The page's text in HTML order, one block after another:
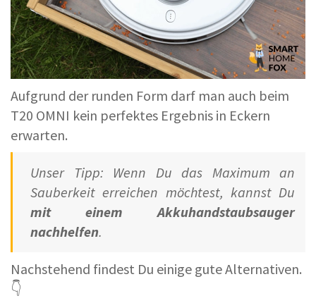
Aufgrund der runden Form darf man auch beim
T20 OMNI kein perfektes Ergebnis in Eckern
erwarten.
Unser Tipp: Wenn Du das Maximum an
Sauberkeit erreichen möchtest, kannst Du
mit einem Akkuhandstaubsauger
nachhelfen.
Nachstehend findest Du einige gute Alternativen.
👇